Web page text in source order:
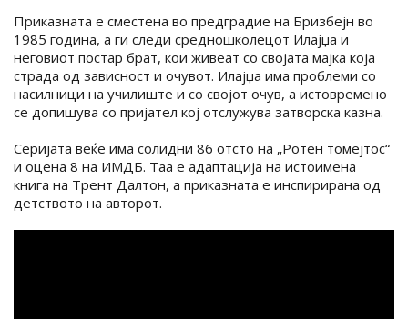
Приказната е сместена во предградие на Бризбејн во
1985 година, а ги следи средношколецот Илајџа и
неговиот постар брат, кои живеат со својата мајка која
страда од зависност и очувот. Илајџа има проблеми со
насилници на училиште и со својот очув, а истовремено
се допишува со пријател кој отслужува затворска казна.
Серијата веќе има солидни 86 отсто на „Ротен томејтос“
и оцена 8 на ИМДБ. Таа е адаптација на истоимена
книга на Трент Далтон, а приказната е инспирирана од
детството на авторот.